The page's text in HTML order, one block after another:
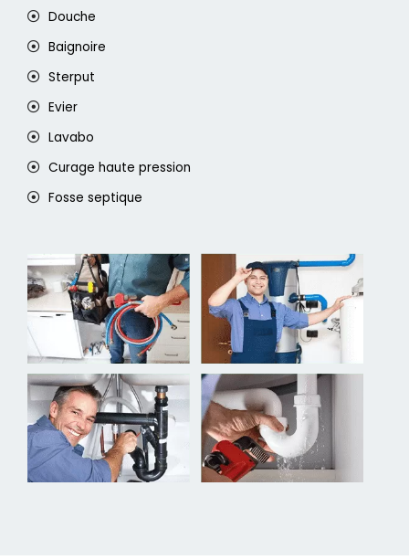
Douche
Baignoire
Sterput
Evier
Lavabo
Curage haute pression
Fosse septique